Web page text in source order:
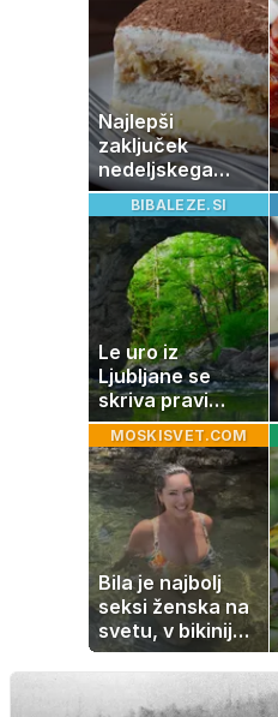
Najlepši
zaključek
nedeljskega
kosila: 8 sladic
brez peke, ki se
jih vsi veselijo
BIBALEZE.SI
Le uro iz
Ljubljane se
skriva pravi
naravni čudež:
izlet, ki bo
navdušil otroke
MOSKISVET.COM
Bila je najbolj
seksi ženska na
svetu, v bikiniju
znova navdušila